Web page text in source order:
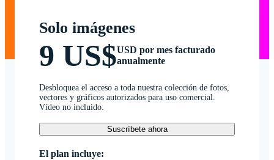
Solo imágenes
9 US$USD por mes facturado
anualmente
Desbloquea el acceso a toda nuestra colección de fotos,
vectores y gráficos autorizados para uso comercial.
Vídeo no incluido.
Suscríbete ahora
El plan incluye: